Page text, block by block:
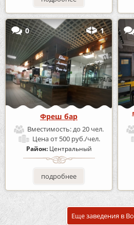
0 1
Фреш бар
Вместимость:до 20 чел.
Ценаот 500 руб./чел.
Район: Центральный
подробнее
Еще заведения в